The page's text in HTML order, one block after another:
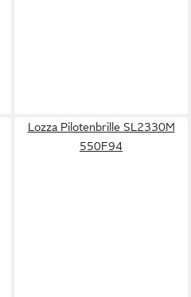
Lozza Pilotenbrille SL2330M
550F94